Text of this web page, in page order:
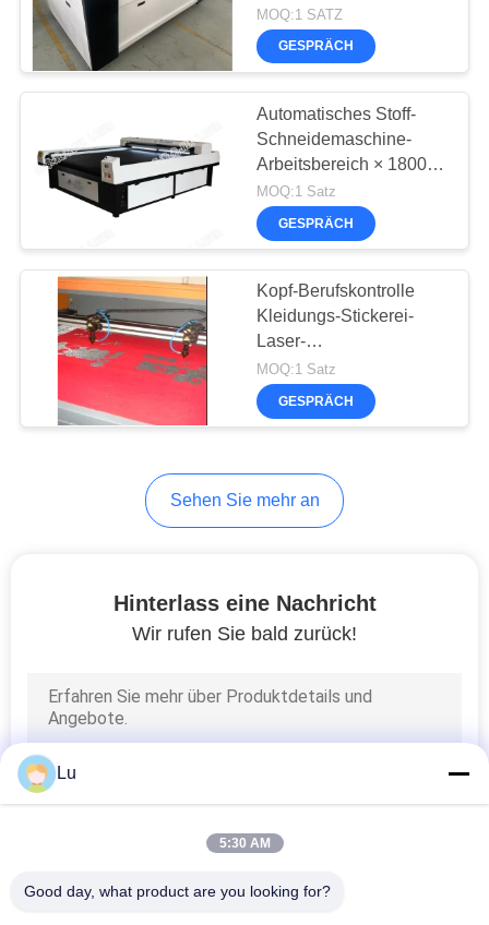
Schneidemaschine-80w
für ledernes Auto Seat
graviert
MOQ:1 SATZ
GESPRÄCH
Automatisches Stoff-
Schneidemaschine-
Arbeitsbereich × 1800
nach Maß 2500mm
MOQ:1 Satz
GESPRÄCH
Kopf-Berufskontrolle
Kleidungs-Stickerei-
Laser-
Schneidemaschine-zwei
MOQ:1 Satz
GESPRÄCH
Sehen Sie mehr an
Hinterlass eine Nachricht
Wir rufen Sie bald zurück!
Lu
5:30 AM
Good day, what product are you looking for?